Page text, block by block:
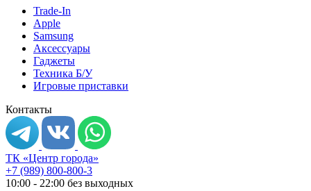
Trade-In
Apple
Samsung
Аксессуары
Гаджеты
Техника Б/У
Игровые приставки
Контакты
ТК «Центр города»
+7 (989) 800-800-3
10:00 - 22:00 без выходных